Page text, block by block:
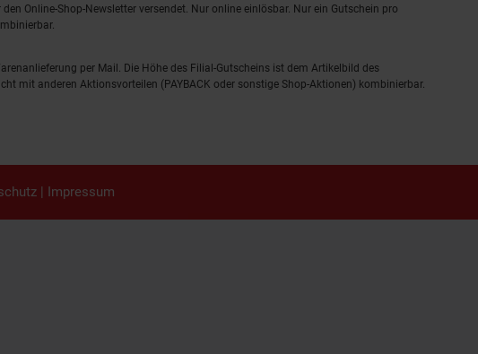
Online-Shop-Newsletter versendet. Nur online einlösbar. Nur ein Gutschein pro
per Mail. Die Höhe des Filial-Gutscheins ist dem Artikelbild des
mit anderen Aktionsvorteilen (PAYBACK oder sonstige Shop-Aktionen) kombinierbar.
| Impressum